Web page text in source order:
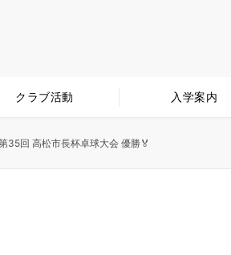
クラブ活動 入学案内
35回 高松市長杯卓球大会 優勝🏅